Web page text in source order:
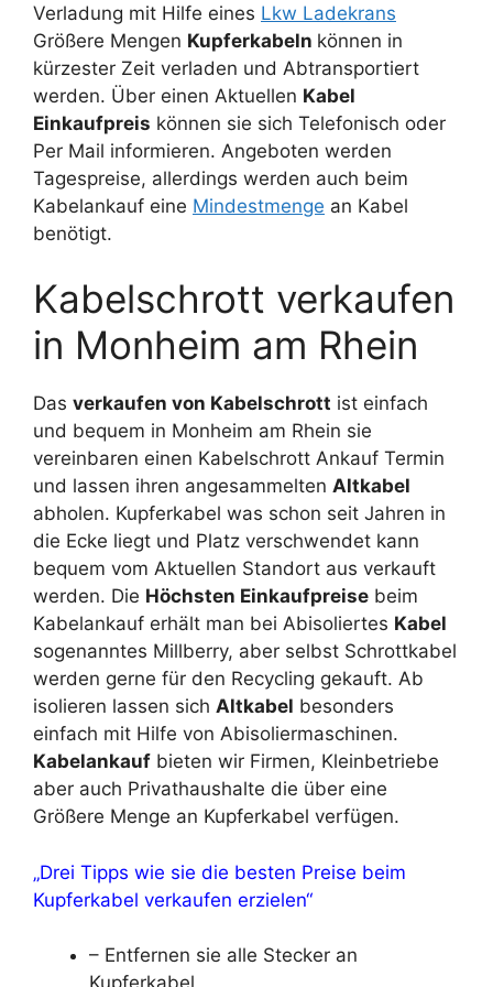
Verladung mit Hilfe eines Lkw Ladekrans
Größere Mengen Kupferkabeln können in
kürzester Zeit verladen und Abtransportiert
werden. Über einen Aktuellen Kabel
Einkaufpreis können sie sich Telefonisch oder
Per Mail informieren. Angeboten werden
Tagespreise, allerdings werden auch beim
Kabelankauf eine Mindestmenge an Kabel
benötigt.
Kabelschrott verkaufen
in Monheim am Rhein
Das verkaufen von Kabelschrott ist einfach
und bequem in Monheim am Rhein sie
vereinbaren einen Kabelschrott Ankauf Termin
und lassen ihren angesammelten Altkabel
abholen. Kupferkabel was schon seit Jahren in
die Ecke liegt und Platz verschwendet kann
bequem vom Aktuellen Standort aus verkauft
werden. Die Höchsten Einkaufpreise beim
Kabelankauf erhält man bei Abisoliertes Kabel
sogenanntes Millberry, aber selbst Schrottkabel
werden gerne für den Recycling gekauft. Ab
isolieren lassen sich Altkabel besonders
einfach mit Hilfe von Abisoliermaschinen.
Kabelankauf bieten wir Firmen, Kleinbetriebe
aber auch Privathaushalte die über eine
Größere Menge an Kupferkabel verfügen.
„Drei Tipps wie sie die besten Preise beim
Kupferkabel verkaufen erzielen“
– Entfernen sie alle Stecker an